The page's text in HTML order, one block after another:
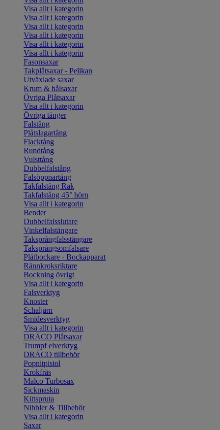
Visa allt i kategorin
Visa allt i kategorin
Visa allt i kategorin
Visa allt i kategorin
Visa allt i kategorin
Visa allt i kategorin
Fasonsaxar
Takplåtsaxar - Pelikan
Utväxlade saxar
Krum & hålsaxar
Övriga Plåtsaxar
Visa allt i kategorin
Övriga tänger
Falstång
Plåtslagartång
Flacktång
Rundtång
Vulsttång
Dubbelfalstång
Falsöppnartång
Takfalstång Rak
Takfalstång 45° hörn
Visa allt i kategorin
Bender
Dubbelfalsslutare
Vinkelfalstängare
Taksprångfalsstängare
Taksprångsomfalsare
Plåtbockare - Bockapparat
Rännkroksriktare
Bockning övrigt
Visa allt i kategorin
Falsverktyg
Knoster
Schaljärn
Smidesverktyg
Visa allt i kategorin
DRÄCO Plåtsaxar
Trumpf elverktyg
DRÄCO tillbehör
Popnitpistol
Krokfräs
Malco Turbosax
Sickmaskin
Kittspruta
Nibbler & Tillbehör
Visa allt i kategorin
Saxar